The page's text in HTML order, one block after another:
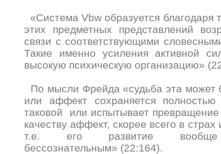
«Система Vbw образуется благодаря
этих предметных представлений
связи с соответствующими
Такие именно усиления активной
высокую психическую организацию»
По мысли Фрейда «судьба эта может
или аффект сохраняется
таковой или испытывает
качеству аффект, скорее всего в страх
т.е. его развитие вообще
бессознательным» (22:164).